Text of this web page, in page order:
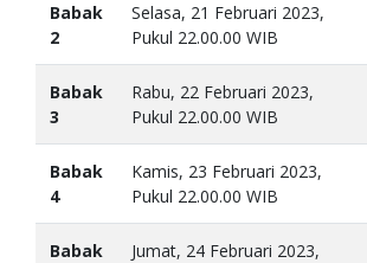
Babak
2
Selasa, 21 Februari 2023,
Pukul 22.00.00 WIB
Babak
3
Rabu, 22 Februari 2023,
Pukul 22.00.00 WIB
Babak
4
Kamis, 23 Februari 2023,
Pukul 22.00.00 WIB
Babak
Jumat, 24 Februari 2023,